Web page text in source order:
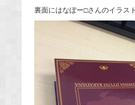
裏面にはなぽー□さんのイラス